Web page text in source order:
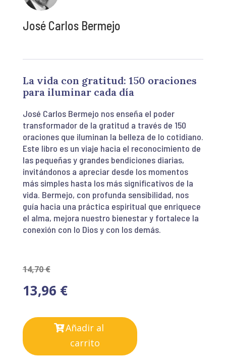
José Carlos Bermejo
La vida con gratitud: 150 oraciones
para iluminar cada día
José Carlos Bermejo nos enseña el poder
transformador de la gratitud a través de 150
oraciones que iluminan la belleza de lo cotidiano.
Este libro es un viaje hacia el reconocimiento de
las pequeñas y grandes bendiciones diarias,
invitándonos a apreciar desde los momentos
más simples hasta los más significativos de la
vida. Bermejo, con profunda sensibilidad, nos
guía hacia una práctica espiritual que enriquece
el alma, mejora nuestro bienestar y fortalece la
conexión con lo Dios y con los demás.
14,70€
13,96 €
Añadir al
carrito